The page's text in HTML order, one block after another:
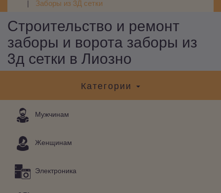
Заборы из 3Д сетки
Строительство и ремонт
заборы и ворота заборы из
3д сетки в Лиозно
Категории
Мужчинам
Женщинам
Электроника